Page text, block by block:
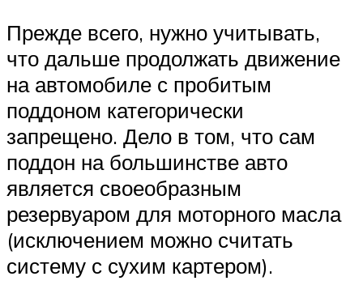
Прежде всего, нужно учитывать,
что дальше продолжать движение
на автомобиле с пробитым
поддоном категорически
запрещено. Дело в том, что сам
поддон на большинстве авто
является своеобразным
резервуаром для моторного масла
(исключением можно считать
систему с сухим картером).